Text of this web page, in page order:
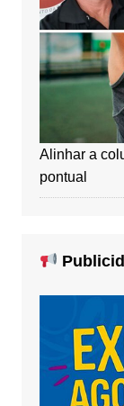
Alinhar a
pontual